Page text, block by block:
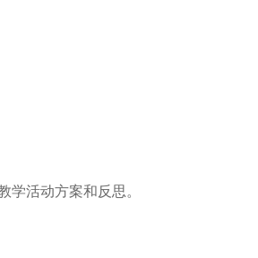
活动方案和反思。